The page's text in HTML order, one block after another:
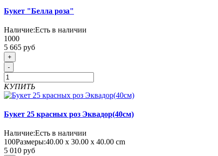
Букет "Белла роза"
Наличие:Есть в наличии
1000
5 665 руб
+
-
КУПИТЬ
Букет 25 красных роз Эквадор(40см)
Наличие:Есть в наличии
100Размеры:40.00 х 30.00 х 40.00 cm
5 010 руб